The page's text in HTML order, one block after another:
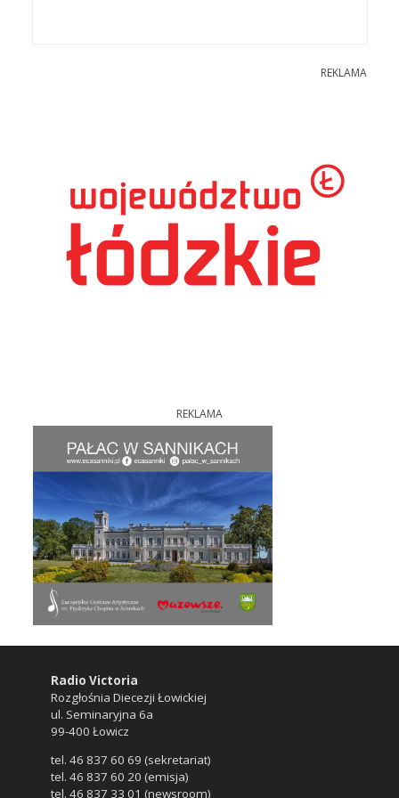
REKLAMA
REKLAMA
Radio Victoria
Rozgłośnia Diecezji Łowickiej
ul. Seminaryjna 6a
99-400 Łowicz
tel. 46 837 60 69 (sekretariat)
tel. 46 837 60 20 (emisja)
tel. 46 837 33 01 (newsroom)